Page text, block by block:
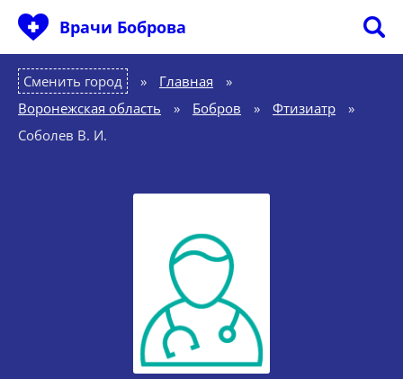
Врачи Боброва
Сменить город Главная
»
Воронежская область
» Бобров » Фтизиатр
»
Соболев В. И.